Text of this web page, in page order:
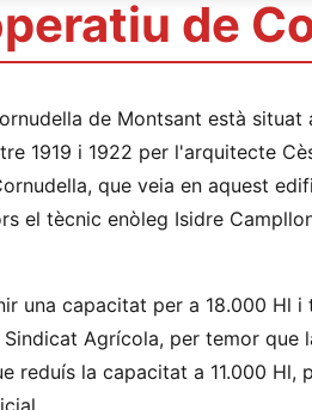
de
de Montsant està
1919 i 1922 per l'arquitecte
que veia en aquest
el tècnic enòleg Isidre
una capacitat per a 18.000 Hl
Agrícola, per temor que
reduís la capacitat a 11.000 Hl,